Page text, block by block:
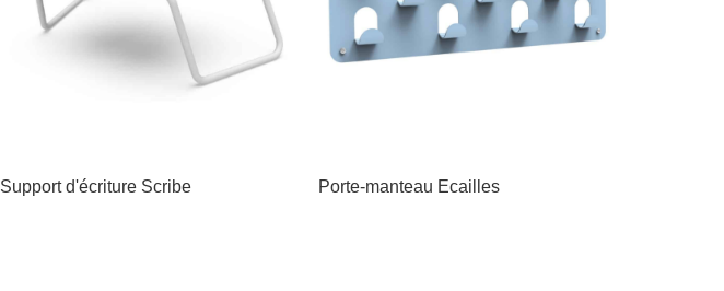
Support d'écriture Scribe Porte-manteau Ecailles